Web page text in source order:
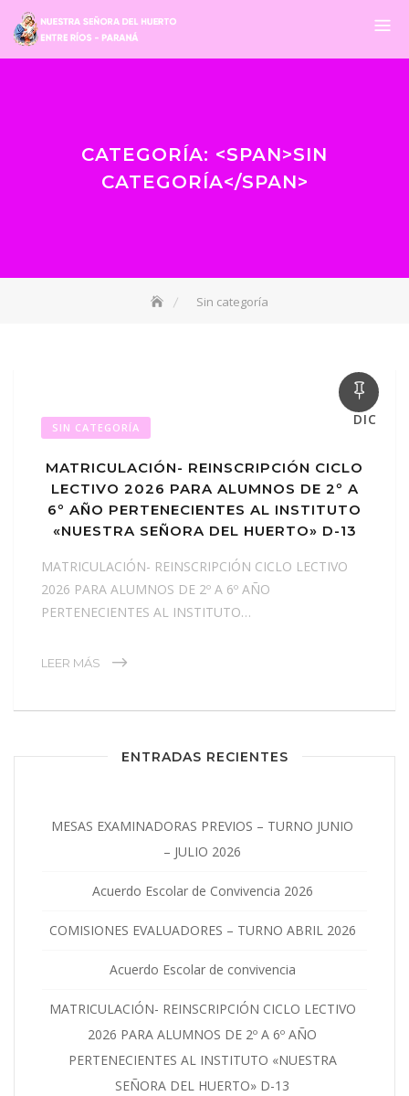
CATEGORÍA: <SPAN>SIN
CATEGORÍA</SPAN>
Sin categoría
18
DIC
SIN CATEGORÍA
MATRICULACIÓN- REINSCRIPCIÓN CICLO
LECTIVO 2026 PARA ALUMNOS DE 2º A
6º AÑO PERTENECIENTES AL INSTITUTO
«NUESTRA SEÑORA DEL HUERTO» D-13
MATRICULACIÓN- REINSCRIPCIÓN CICLO LECTIVO
2026 PARA ALUMNOS DE 2º A 6º AÑO
PERTENECIENTES AL INSTITUTO…
LEER MÁS
ENTRADAS RECIENTES
MESAS EXAMINADORAS PREVIOS – TURNO JUNIO
– JULIO 2026
Acuerdo Escolar de Convivencia 2026
COMISIONES EVALUADORES – TURNO ABRIL 2026
Acuerdo Escolar de convivencia
MATRICULACIÓN- REINSCRIPCIÓN CICLO LECTIVO
2026 PARA ALUMNOS DE 2º A 6º AÑO
PERTENECIENTES AL INSTITUTO «NUESTRA
SEÑORA DEL HUERTO» D-13